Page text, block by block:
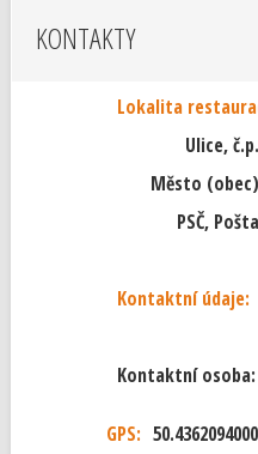
KONTAKTY
Lokalita
Ulice,
Město
PSČ,
Kontaktní údaje:
Kontaktní osoba:
GPS: